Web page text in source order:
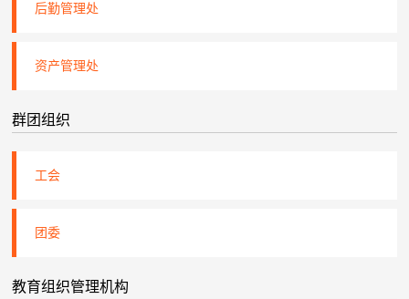
后勤管理处
资产管理处
群团组织
工会
团委
教育组织管理机构